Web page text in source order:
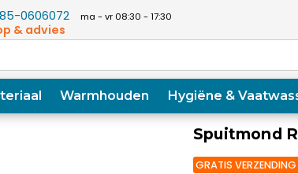
85-0606072 ma - vr 08:30 - 17:30
& advies
Warmhouden Hygiëne &
Spuitmond
GRATIS